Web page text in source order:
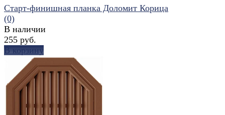
Старт-финишная планка Доломит Корица
(0)
В наличии
255 руб.
В корзину